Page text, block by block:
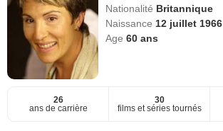
Nationalité Britannique
Naissance 12 juillet 1966
Age60 ans
26
ans de carrière
30
films et séries tournés